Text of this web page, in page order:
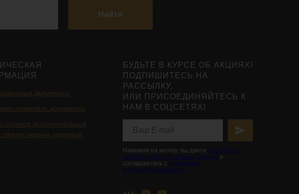
Найти
документы
правовые документы
органов исполнительной
сфере охраны здоровья
БУДЬТЕ В КУРСЕ ОБ АКЦИЯХ!
ПОДПИШИТЕСЬ НА
РАССЫЛКУ,
ИЛИ ПРИСОЕДИНЯЙТЕСЬ К
НАМ В СОЦСЕТЯХ!
Нажимая на кнопку, вы даете согласие на
обработку персональных данных и
соглашаетесь с политикой
конфиденциальности